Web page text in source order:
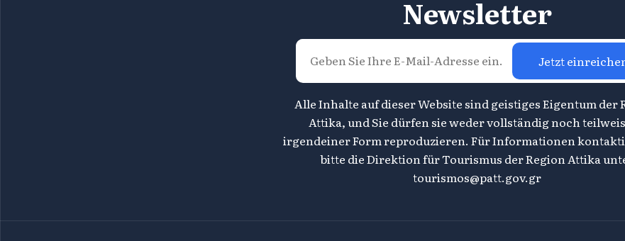
Newsletter
Jetzt
Alle Inhalte auf dieser Website sind geistiges Eigentum der
Attika, und Sie dürfen sie weder vollständig noch
irgendeiner Form reproduzieren. Für Informationen
bitte die Direktion für Tourismus der Region Attika
tourismos@patt.gov.gr